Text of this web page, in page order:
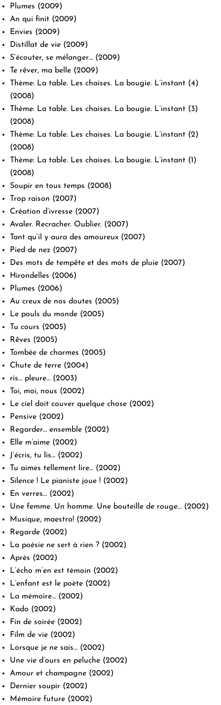
Plumes (2009)
An qui finit (2009)
Envies (2009)
Distillat de vie (2009)
S’écouter, se mélanger… (2009)
Te rêver, ma belle (2009)
Thème: La table. Les chaises. La bougie. L’instant (4)
(2008)
Thème: La table. Les chaises. La bougie. L’instant (3)
(2008)
Thème: La table. Les chaises. La bougie. L’instant (2)
(2008)
Thème: La table. Les chaises. La bougie. L’instant (1)
(2008)
Soupir en tous temps (2008)
Trop raison (2007)
Création d’ivresse (2007)
Avaler. Recracher. Oublier. (2007)
Tant qu’il y aura des amoureux (2007)
Pied de nez (2007)
Des mots de tempête et des mots de pluie (2007)
Hirondelles (2006)
Plumes (2006)
Au creux de nos doutes (2005)
Le pouls du monde (2005)
Tu cours (2005)
Rêves (2005)
Tombée de charmes (2005)
Chute de terre (2004)
ris… pleure… (2003)
Toi, moi, nous (2002)
Le ciel doit couver quelque chose (2002)
Pensive (2002)
Regarder… ensemble (2002)
Elle m’aime (2002)
J’écris, tu lis… (2002)
Tu aimes tellement lire… (2002)
Silence ! Le pianiste joue ! (2002)
En verres… (2002)
Une femme. Un homme. Une bouteille de rouge… (2002)
Musique, maestro! (2002)
Regarde (2002)
La poésie ne sert à rien ? (2002)
Après (2002)
L’écho m’en est témoin (2002)
L’enfant est le poète (2002)
La mémoire… (2002)
Kado (2002)
Fin de soirée (2002)
Film de vie (2002)
Lorsque je ne sais… (2002)
Une vie d’ours en peluche (2002)
Amour et champagne (2002)
Dernier soupir (2002)
Mémoire future (2002)